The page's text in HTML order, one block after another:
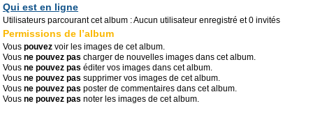
Qui est en ligne
Utilisateurs parcourant cet album : Aucun utilisateur enregistré et 0 invités
Permissions de l’album
Vous pouvez voir les images de cet album.
Vous ne pouvez pas charger de nouvelles images dans cet album.
Vous ne pouvez pas éditer vos images dans cet album.
Vous ne pouvez pas supprimer vos images de cet album.
Vous ne pouvez pas poster de commentaires dans cet album.
Vous ne pouvez pas noter les images de cet album.